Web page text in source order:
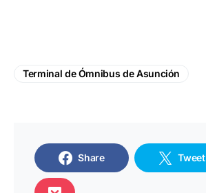
Terminal de Ómnibus de Asunción
Share Tweet